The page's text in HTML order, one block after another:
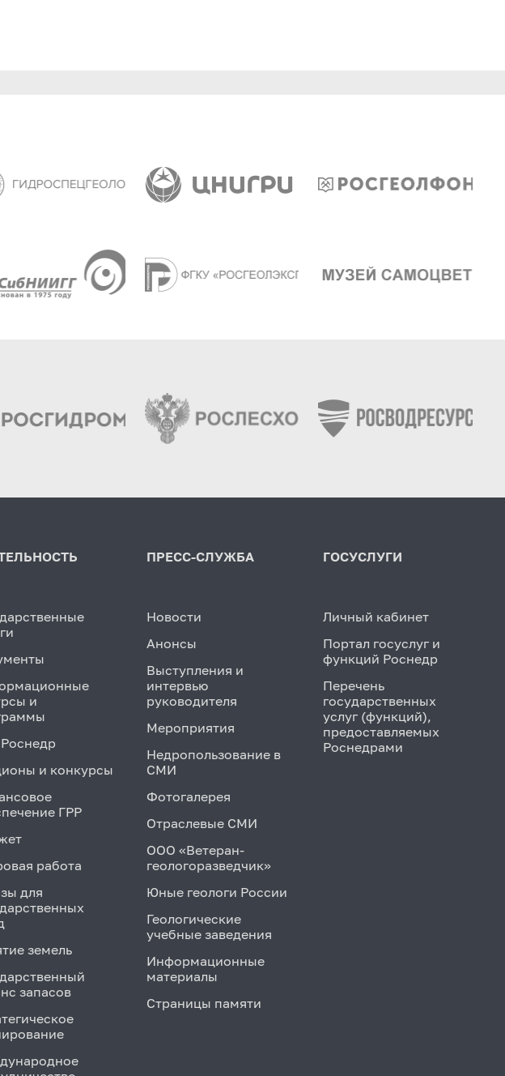
и
и конкурсы
ГРР
работа
для
земель
запасов
ПРЕСС-СЛУЖБА
Новости
Анонсы
Выступления и
интервью
руководителя
Мероприятия
Недропользование в
СМИ
Фотогалерея
Отраслевые СМИ
ООО «Ветеран-
геологоразведчик»
Юные геологи России
Геологические
учебные заведения
Информационные
материалы
Страницы памяти
ГОСУСЛУГИ
Личный кабинет
Портал госуслуг и
функций Роснедр
Перечень
государственных
услуг (функций),
предоставляемых
Роснедрами